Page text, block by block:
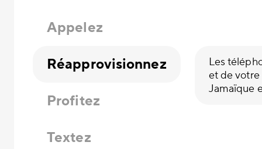
Appelez
Réapprovisionnez
Les
et de
Jamaïque
Profitez
Textez